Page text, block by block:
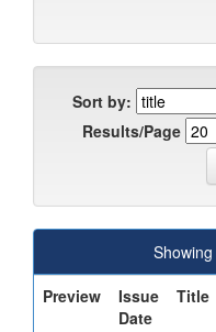
Sort by:
Results/Page
Preview
Issue
Date
Title